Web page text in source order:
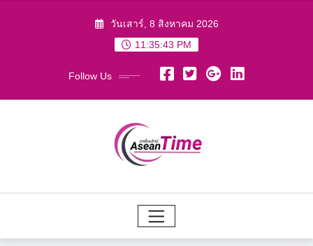
วันเสาร์, 8 สิงหาคม 2026
11:35:45 PM
Follow Us